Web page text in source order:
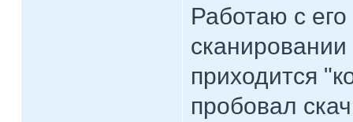
Работаю с
сканировании
приходится
пробовал